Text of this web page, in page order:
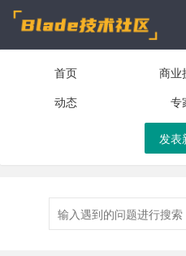
首页 商业
动态
专
发表